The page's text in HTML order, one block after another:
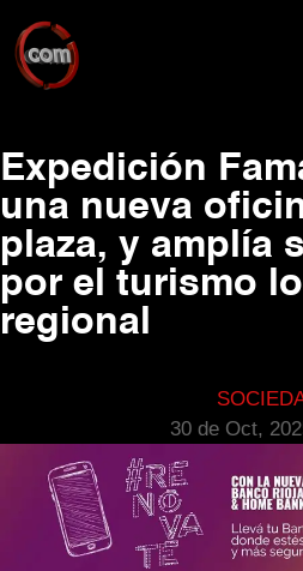
Expedición
una nueva
plaza, y amplía
por el turismo
regional
30 de Oct,